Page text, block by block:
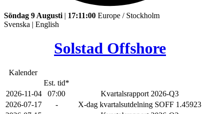
Söndag 9 Augusti | 17:11:00 Europe / Stockholm
Svenska | English
Solstad Offshore
Kalender
Est. tid*
2026-11-04
07:00
Kvartalsrapport 2026-Q3
2026-07-17
-
X-dag kvartalsutdelning SOFF 1.45923